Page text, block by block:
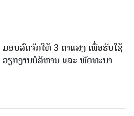
ມອບລົດຈັກໃຫ້ 3 ຕາແສງ ເພື່ອຮັບໃຊ້
ວຽກງານບໍລິຫານ ແລະ ພັດທະນາ